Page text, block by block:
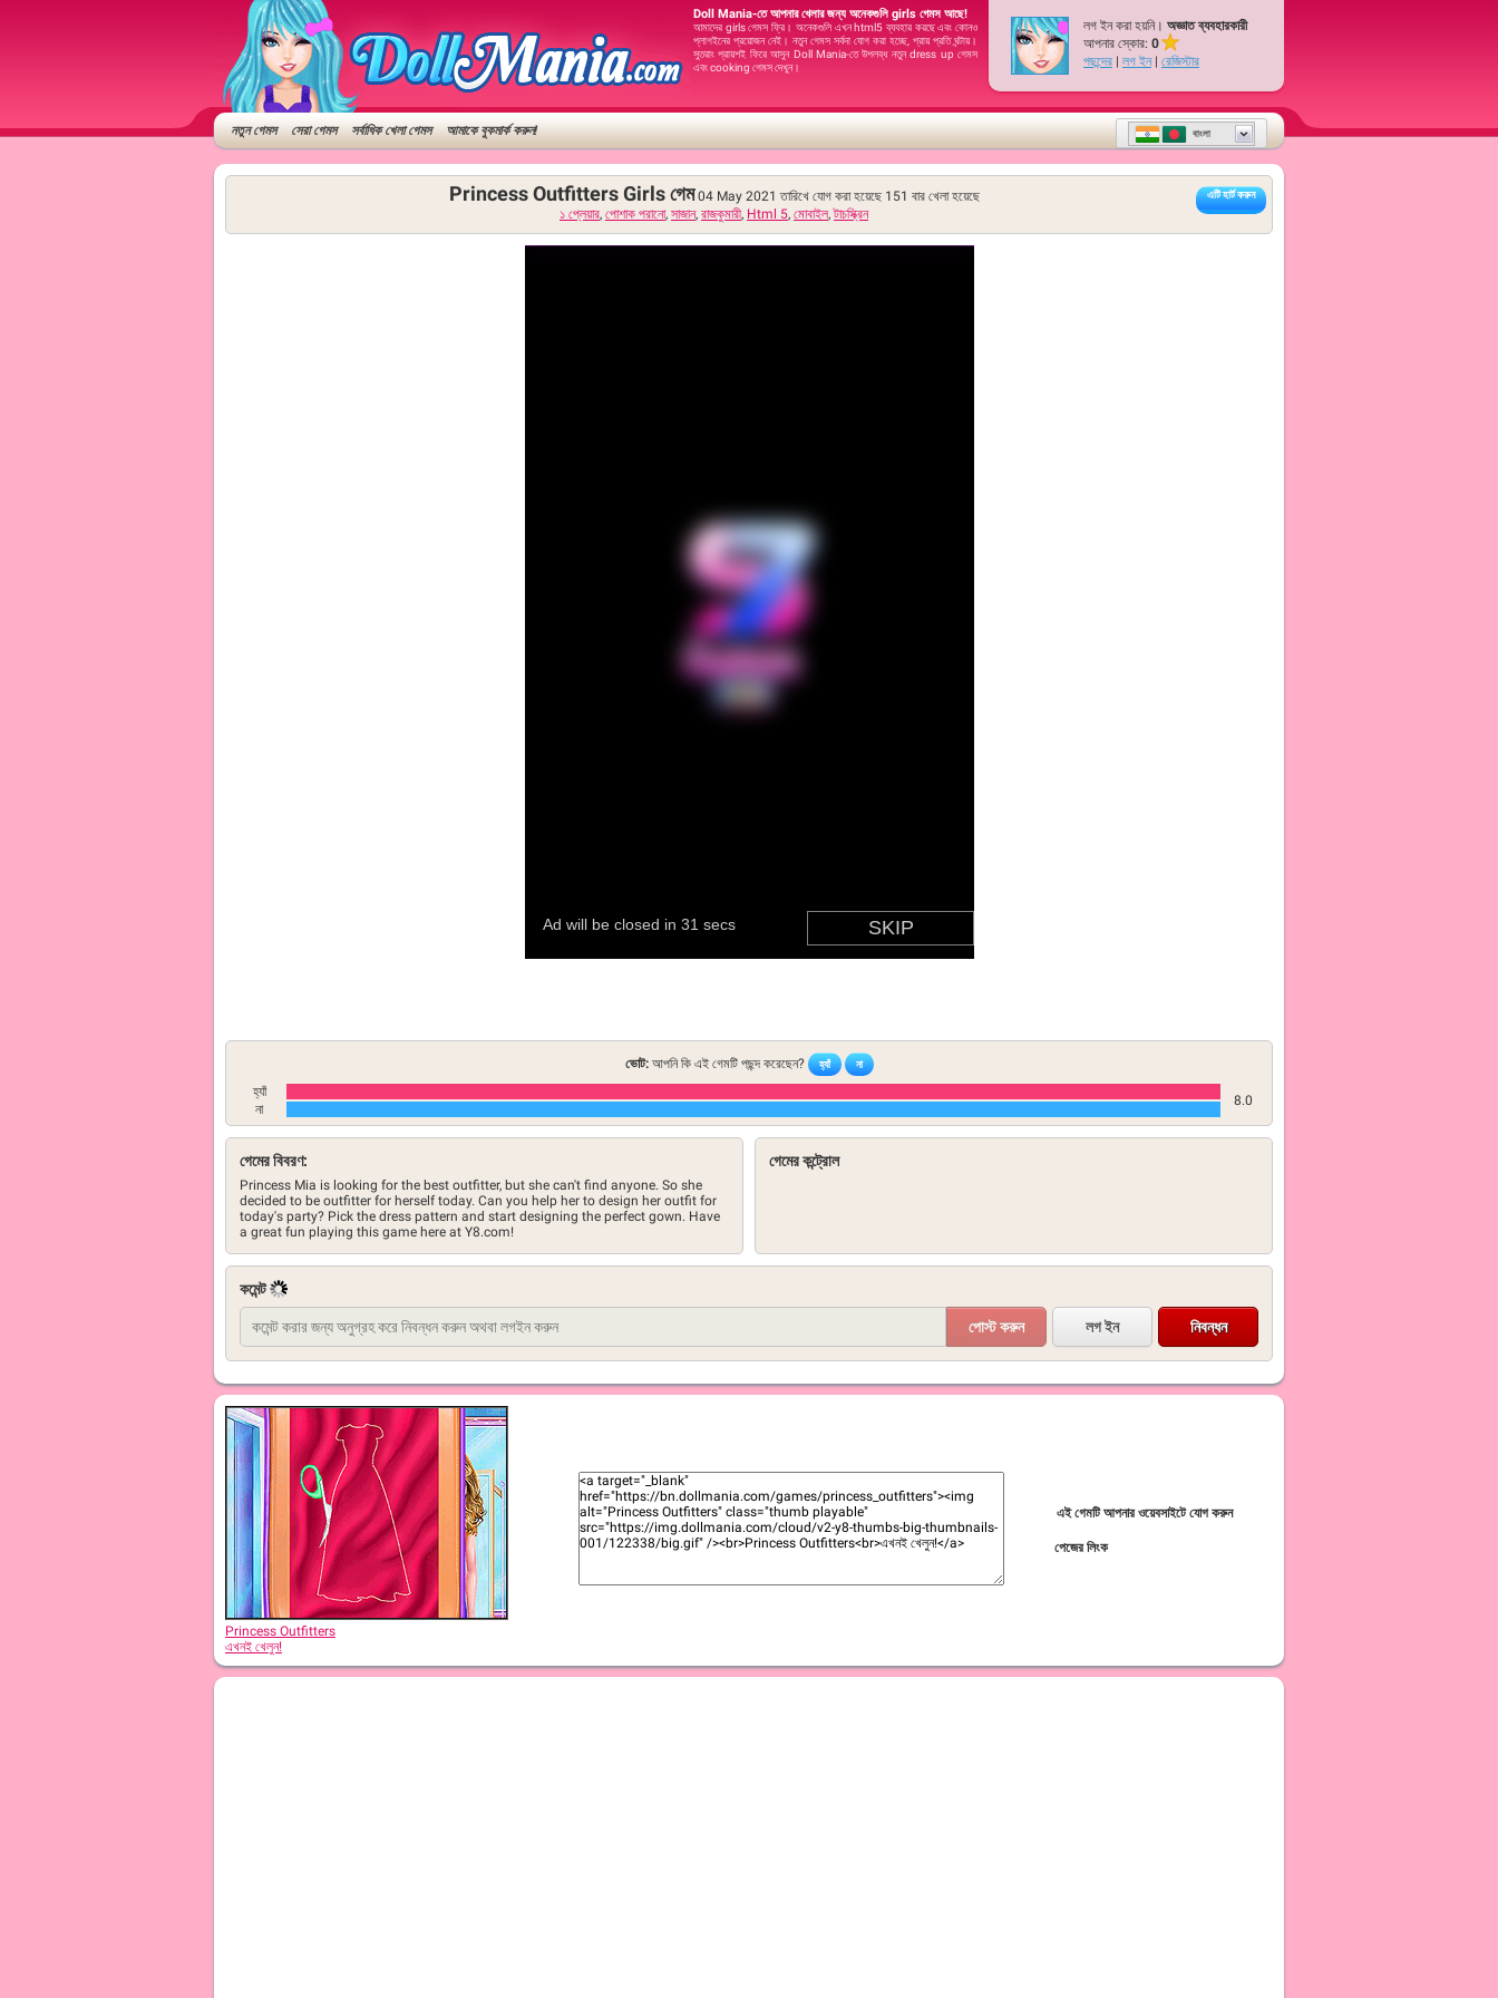
Doll Mania-তে আপনার খেলার জন্য অনেকগুলি girls গেমস আছে!
আমাদের girls গেমস ফ্রি। অনেকগুলি এখন html5 ব্যবহার করছে এবং কোনও
প্লাগইনের প্রয়োজন নেই। নতুন গেমস সর্বদা যোগ করা হচ্ছে, প্রায় প্রতি ঘন্টায়।
সুতরাং প্রায়শই ফিরে আসুন Doll Mania-তে উপলব্ধ নতুন dress up গেমস
এবং cooking গেমস দেখুন।
লগ ইন করা হয়নি। অজ্ঞাত ব্যবহারকারী
আপনার স্কোর: 0
পছন্দের | লগ ইন| রেজিস্টার
নতুন গেমস সেরা গেমস সর্বাধিক খেলা গেমস আমাকে বুকমার্ক করুন! বাংলা
এটি হার্ট করুন
Princess Outfitters Girls গেম 04 May 2021 তারিখে যোগ করা হয়েছে 151 বার খেলা হয়েছে
১ প্লেয়ার, পোশাক পরানো, সাজান, রাজকুমারী, Html 5, মোবাইল,টাচস্ক্রিন
ভোট:আপনি কি এই গেমটি পছন্দ করেছেন? হ্যাঁ না
হ্যাঁ
8.0
না
গেমের বিবরণ:
Princess Mia is looking for the best outfitter, but she can't find anyone. So she
decided to be outfitter for herself today. Can you help her to design her outfit for
today's party? Pick the dress pattern and start designing the perfect gown. Have
a great fun playing this game here at Y8.com!
গেমের কন্ট্রোল
কমেন্ট
লগ ইন নিবন্ধন
Princess Outfitters
এখনই খেলুন!
এই গেমটি আপনার ওয়েবসাইটে যোগ করুন
পেজের লিংক